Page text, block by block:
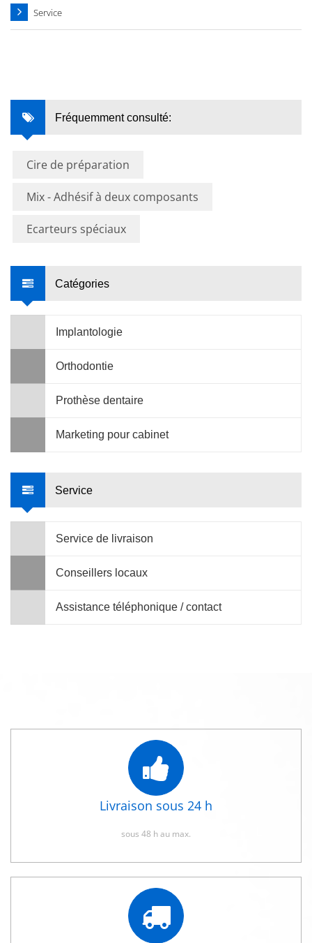
Service
Fréquemment consulté:
Cire de préparation
Mix - Adhésif à deux composants
Ecarteurs spéciaux
Catégories
Implantologie
Orthodontie
Prothèse dentaire
Marketing pour cabinet
Service
Service de livraison
Conseillers locaux
Assistance téléphonique / contact
Livraison sous 24 h
sous 48 h au max.